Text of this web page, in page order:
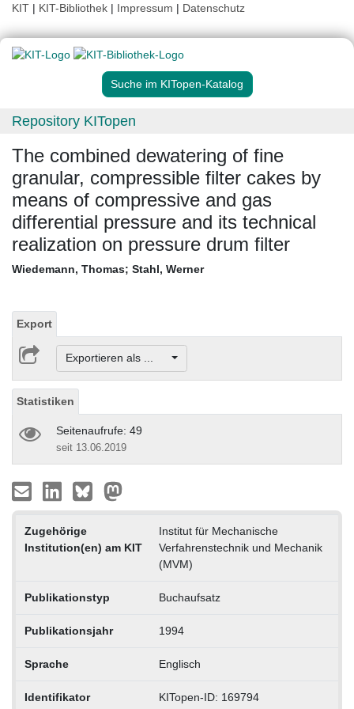
KIT | KIT-Bibliothek | Impressum | Datenschutz
Suche im KITopen-Katalog
Repository KITopen
The combined dewatering of fine
granular, compressible filter cakes by
means of compressive and gas
differential pressure and its technical
realization on pressure drum filter
Wiedemann, Thomas; Stahl, Werner
Export
Exportieren als ...
Statistiken
Seitenaufrufe: 49
seit 13.06.2019
Zugehörige
Institution(en) am KIT
Institut für Mechanische
Verfahrenstechnik und Mechanik
(MVM)
Publikationstyp Buchaufsatz
Publikationsjahr 1994
Sprache Englisch
Identifikator KITopen-ID: 169794